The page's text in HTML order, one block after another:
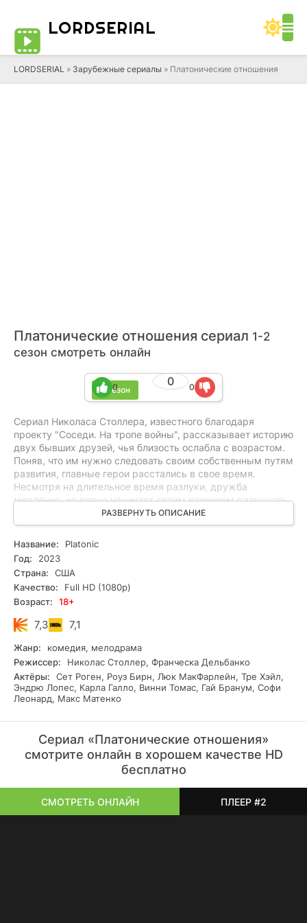
LORDSERIAL
LORDSERIAL » Зарубежные сериалы » Платонические отношения
Платонические отношения сериал 1-2
сезон смотреть онлайн
2 сезон
0
0 0
Сериал Николаса Столлера, известного благодаря
проекту "Соседи. На тропе войны", рассказывает историю
двух бывших друзей, чья близость ослабла с возрастом.
Поняв, что им нужно следовать своим собственным путям
развития, главные герои расстались в свое время.
Несмотря на длительное время разлуки, дружба
медленно, но верно начинает своим влиянием разрушать
повседневность этих персонажей. Они вынуждены
переосмыслить свои жизненные приоритеты и сделать
новый выбор, в результате которого следуют
РАЗВЕРНУТЬ ОПИСАНИЕ
Название:
Platonic
Год:
2023
Страна:
США
Качество:
Full HD (1080p)
Возраст:
18+
7,3 7,1
Жанр:
комедия, мелодрама
Режиссер:
Николас Столлер, Франческа Дельбанко
Актёры:
Сет Роген, Роуз Бирн, Люк МакФарлейн, Тре Хэйл,
Эндрю Лопес, Карла Галло, Винни Томас, Гай Бранум, Софи
Леонард, Макс Матенко
Сериал «Платонические отношения»
смотрите онлайн в хорошем качестве HD
бесплатно
СМОТРЕТЬ ОНЛАЙН ПЛЕЕР #2